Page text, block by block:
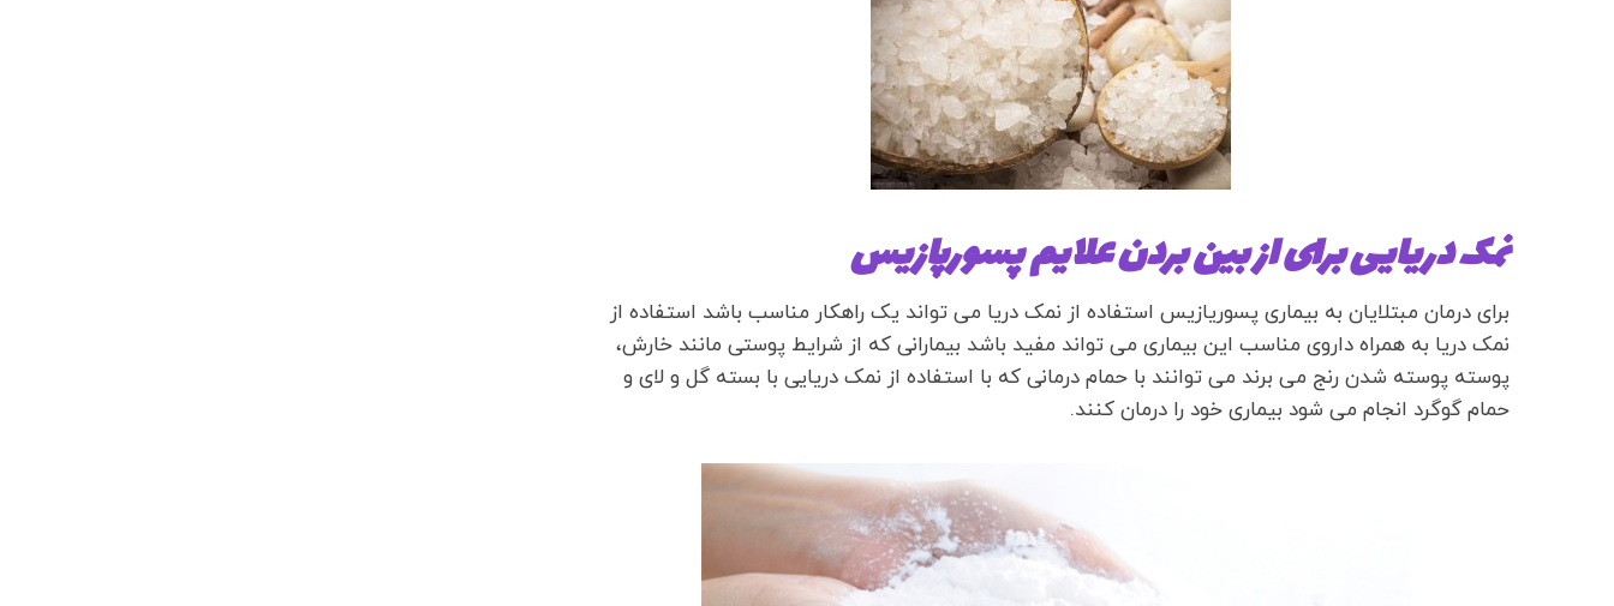
نمک دریایی برای از بین بردن علایم پسورپازیس
برای درمان مبتلایان به بیماری پسوریازیس استفاده از نمک دریا می تواند یک راهکار مناسب باشد استفاده از
نمک دریا به همراه داروی مناسب این بیماری می تواند مفید باشد بیمارانی که از شرایط پوستی مانند خارش،
پوسته پوسته شدن رنج می برند می توانند با حمام درمانی که با استفاده از نمک دریایی با بسته گل و لای و
حمام گوگرد انجام می شود بیماری خود را درمان کنند.